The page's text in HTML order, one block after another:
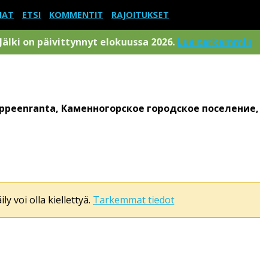
ETSI KOMMENTIT RAJOITUKSET
Jälki on päivittynnyt elokuussa 2026. Lue tarkemmin
Каменногорское городское
voi olla kiellettyä. Tarkemmat tiedot